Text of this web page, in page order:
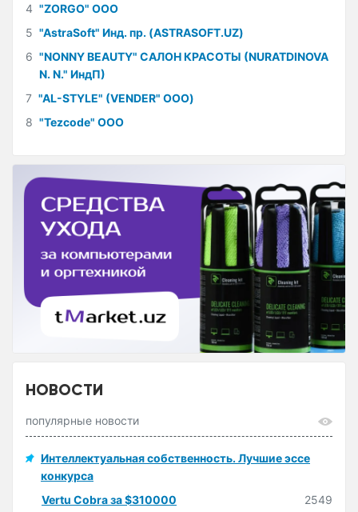
4 "ZORGO" ООО
5 "AstraSoft" Инд. пр. (ASTRASOFT.UZ)
6 "NONNY BEAUTY" САЛОН КРАСОТЫ (NURATDINOVA
N. N." ИндП)
7 "AL-STYLE" (VENDER" ООО)
8 "Tezcode" ООО
НОВОСТИ
популярные новости
Интеллектуальная собственность. Лучшие эссе
конкурса
Vertu Cobra за $310000
2549